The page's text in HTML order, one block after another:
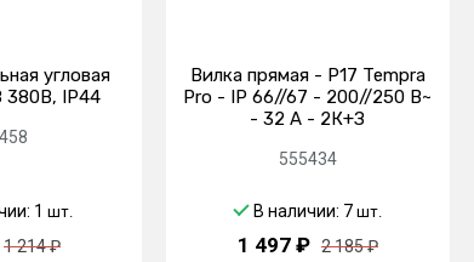
угловая
380В, IP44
1шт.
1 214 ₽
Вилка прямая - P17 Tempra
Pro - IP 66//67 - 200//250 В~
- 32 A - 2К+З
555434
В наличии: 7 шт.
1 497 ₽ 2 185 ₽